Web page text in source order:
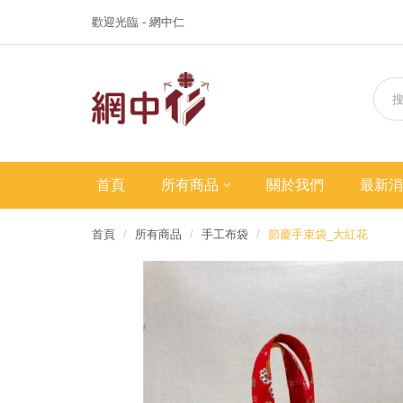
歡迎光臨 - 網中仁
首頁 所有商品 關於我們 最新
首頁 所有商品 手工布袋 節慶手束袋_大紅花